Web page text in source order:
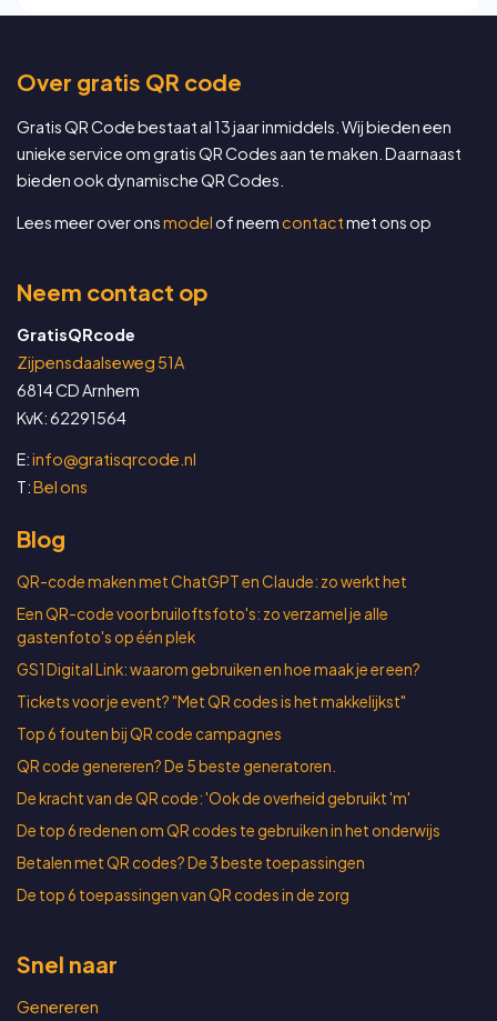
Over gratis QR code
Gratis QR Code bestaat al 13 jaar inmiddels. Wij bieden een
unieke service om gratis QR Codes aan te maken. Daarnaast
bieden ook dynamische QR Codes.
Lees meer over onsmodelof neemcontactmet ons op
Neem contact op
GratisQRcode
Zijpensdaalseweg 51A
6814 CD Arnhem
KvK: 62291564
E:info@gratisqrcode.nl
T:Bel ons
Blog
QR-code maken met ChatGPT en Claude: zo werkt het
Een QR-code voor bruiloftsfoto's: zo verzamel je alle
gastenfoto's op één plek
GS1 Digital Link: waarom gebruiken en hoe maak je er een?
Tickets voor je event? "Met QR codes is het makkelijkst"
Top 6 fouten bij QR code campagnes
QR code genereren? De 5 beste generatoren.
De kracht van de QR code: 'Ook de overheid gebruikt 'm'
De top 6 redenen om QR codes te gebruiken in het onderwijs
Betalen met QR codes? De 3 beste toepassingen
De top 6 toepassingen van QR codes in de zorg
Snel naar
Genereren